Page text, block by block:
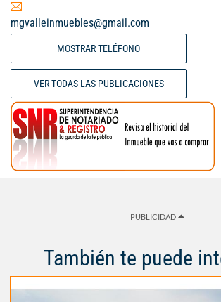
mgvalleinmuebles@gmail.com
MOSTRAR TELÉFONO
VER TODAS LAS PUBLICACIONES
PUBLICIDAD
También te puede